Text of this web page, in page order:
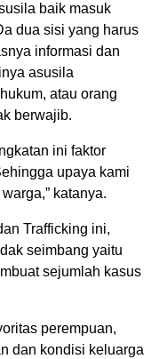
baik masuk
dua sisi yang harus
informasi dan
asusila
atau orang
berwajib.
ini faktor
upaya kami
katanya.
Trafficking ini,
seimbang yaitu
sejumlah kasus
perempuan,
dan kondisi keluarga